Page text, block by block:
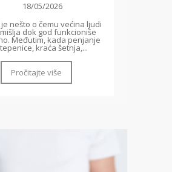
18/05/2026
nešto o čemu većina ljudi
dok god funkcioniše
Međutim, kada penjanje
kraća šetnja,...
Pročitajte više